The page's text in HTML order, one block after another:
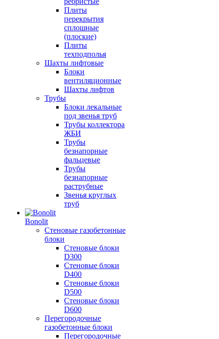
Плиты
перекрытия
сплошные
(плоские)
Плиты
техподполья
Шахты лифтовые
Блоки
вентиляционные
Шахты лифтов
Трубы
Блоки лекальные
под звенья труб
Трубы коллектора
ЖБИ
Трубы
безнапорные
фальцевые
Трубы
безнапорные
раструбные
Звенья круглых
труб
Bonolit
Стеновые газобетонные
блоки
Стеновые блоки
D300
Стеновые блоки
D400
Стеновые блоки
D500
Стеновые блоки
D600
Перегородочные
газобетонные блоки
Перегородочные